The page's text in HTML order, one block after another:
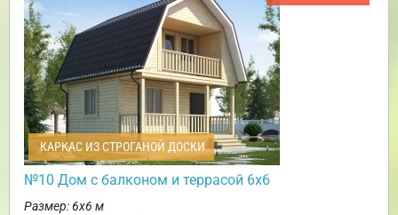
КАРКАС ИЗ СТРОГАНОЙ ДОСКИ
№10 Дом с балконом и террасой 6х6
Размер: 6х6 м